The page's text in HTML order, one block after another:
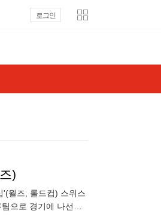
로그인
)
'(월즈, 롤드컵) 스위스
으로 경기에 나선